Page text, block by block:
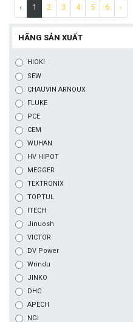
‹ 1 2 3 4 5 6 ›
HÃNG SẢN XUẤT
HIOKI
SEW
CHAUVIN ARNOUX
FLUKE
PCE
CEM
WUHAN
HV HIPOT
MEGGER
TEKTRONIX
TOPTUL
ITECH
Jinuosh
VICTOR
DV Power
Wrindu
JINKO
DHC
APECH
NGI